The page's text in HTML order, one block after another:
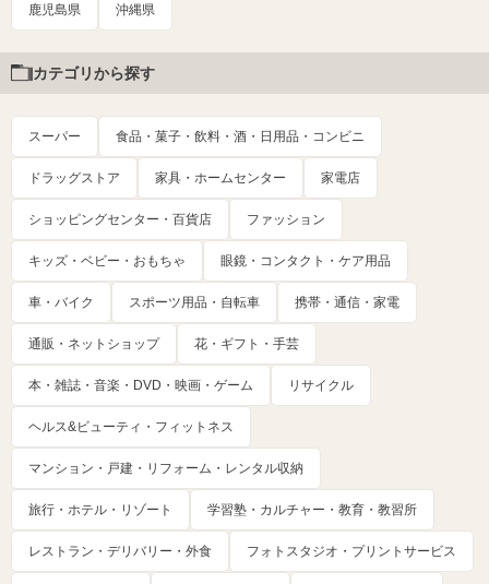
鹿児島県 沖縄県
カテゴリから探す
スーパー 食品・菓子・飲料・酒・日用品・コンビニ
ドラッグストア 家具・ホームセンター 家電店
ショッピングセンター・百貨店 ファッション
キッズ・ベビー・おもちゃ 眼鏡・コンタクト・ケア用品
車・バイク スポーツ用品・自転車 携帯・通信・家電
通販・ネットショップ 花・ギフト・手芸
本・雑誌・音楽・DVD・映画・ゲーム リサイクル
ヘルス&ビューティ・フィットネス
マンション・戸建・リフォーム・レンタル収納
旅行・ホテル・リゾート 学習塾・カルチャー・教育・教習所
レストラン・デリバリー・外食 フォトスタジオ・プリントサービス